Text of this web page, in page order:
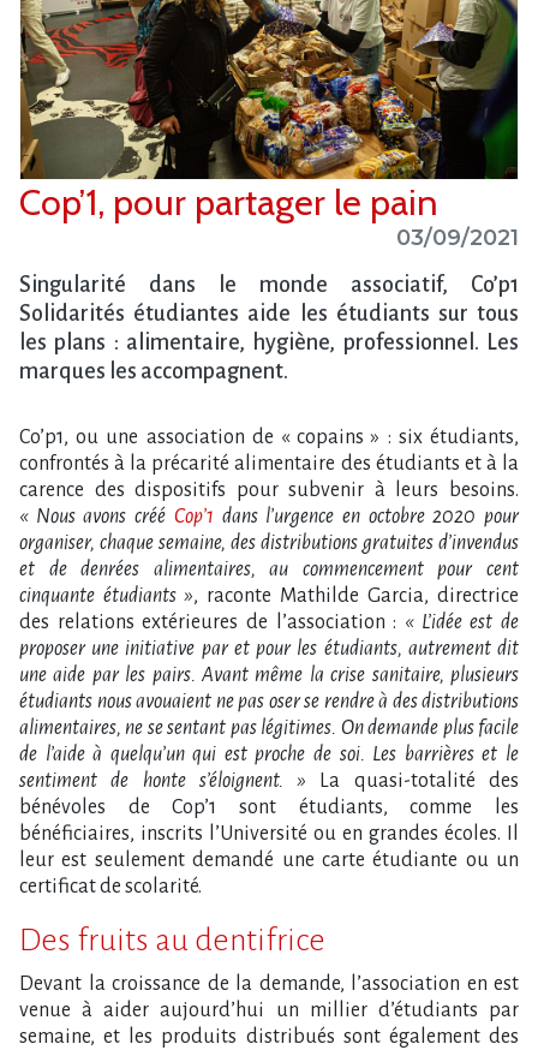
Cop’1, pour partager le pain
03/09/2021
Singularité dans le monde associatif, Co’p1
Solidarités étudiantes aide les étudiants sur tous
les plans : alimentaire, hygiène, professionnel. Les
marques les accompagnent.
Co’p1, ou une association de « copains » : six étudiants,
confrontés à la précarité alimentaire des étudiants et à la
carence des dispositifs pour subvenir à leurs besoins.
« Nous avons créé Cop’1 dans l’urgence en octobre 2020 pour
organiser, chaque semaine, des distributions gratuites d’invendus
et de denrées alimentaires, au commencement pour cent
cinquante étudiants », raconte Mathilde Garcia, directrice
des relations extérieures de l’association : « L’idée est de
proposer une initiative par et pour les étudiants, autrement dit
une aide par les pairs. Avant même la crise sanitaire, plusieurs
étudiants nous avouaient ne pas oser se rendre à des distributions
alimentaires, ne se sentant pas légitimes. On demande plus facile
de l’aide à quelqu’un qui est proche de soi. Les barrières et le
sentiment de honte s’éloignent. »
La quasi-totalité des
bénévoles de Cop’1 sont étudiants, comme les
bénéficiaires, inscrits l’Université ou en grandes écoles. Il
leur est seulement demandé une carte étudiante ou un
certificat de scolarité.
Des fruits au dentifrice
Devant la croissance de la demande, l’association en est
venue à aider aujourd’hui un millier d’étudiants par
semaine, et les produits distribués sont également des